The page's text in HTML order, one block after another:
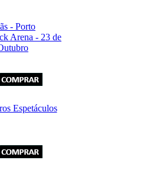
- Porto
Arena - 23 de
Espetáculos